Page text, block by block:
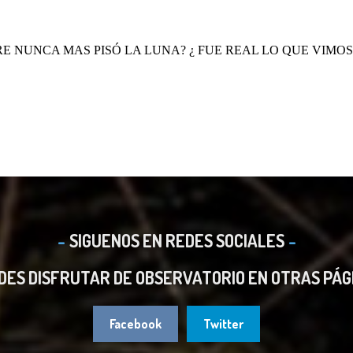
SIGUENOS EN REDES SOCIALES
DISFRUTAR DE OBSERVATORIO EN OTRAS
Facebook Twitter